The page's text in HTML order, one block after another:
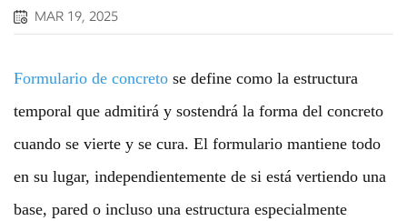
MAR 19, 2025
Formulario de concreto se define como la estructura
temporal que admitirá y sostendrá la forma del concreto
cuando se vierte y se cura. El formulario mantiene todo
en su lugar, independientemente de si está vertiendo una
base, pared o incluso una estructura especialmente